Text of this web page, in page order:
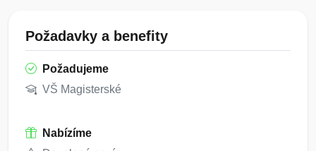
Požadavky a benefity
Požadujeme
VŠ Magisterské
Nabízíme